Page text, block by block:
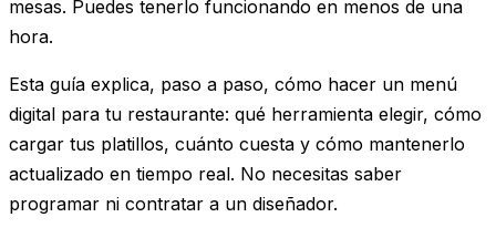
mesas. Puedes tenerlo funcionando en menos de una
hora.
Esta guía explica, paso a paso, cómo hacer un menú
digital para tu restaurante: qué herramienta elegir, cómo
cargar tus platillos, cuánto cuesta y cómo mantenerlo
actualizado en tiempo real. No necesitas saber
programar ni contratar a un diseñador.